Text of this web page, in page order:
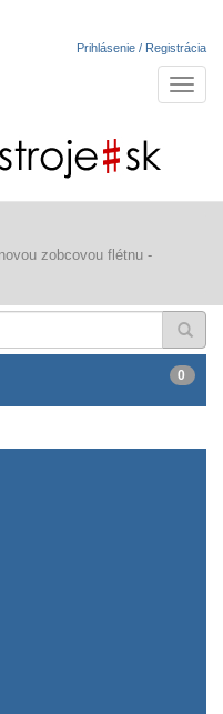
Prihlásenie / Registrácia
zobcovou flétnu -
0